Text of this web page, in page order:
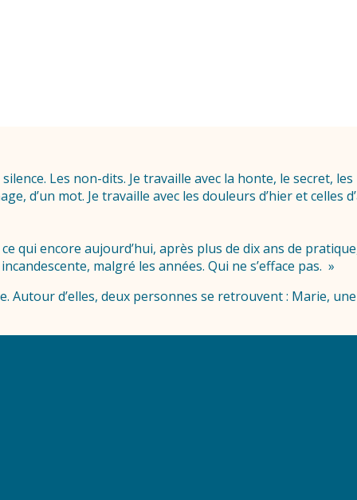
Les non-dits. Je travaille avec la honte, le secret,
d’un mot. Je travaille avec les douleurs d’hier et celles
qui encore aujourd’hui, après plus de dix ans de
malgré les années. Qui ne s’efface pas. »
Autour d’elles, deux personnes se retrouvent : Marie,